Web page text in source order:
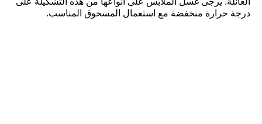
العائلة. يرجى غسل الملابس على أنواعها من هذه التشكيلة على
درجة حرارة منخفضة مع استعمال المسحوق المناسب.